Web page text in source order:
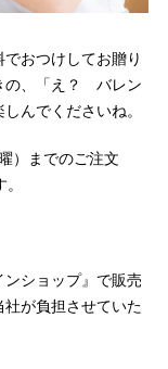
おつけしてお贈り
の、「え？ バレン
んでくださいね。
）までのご注文
ショップ』で販売
が負担させていた